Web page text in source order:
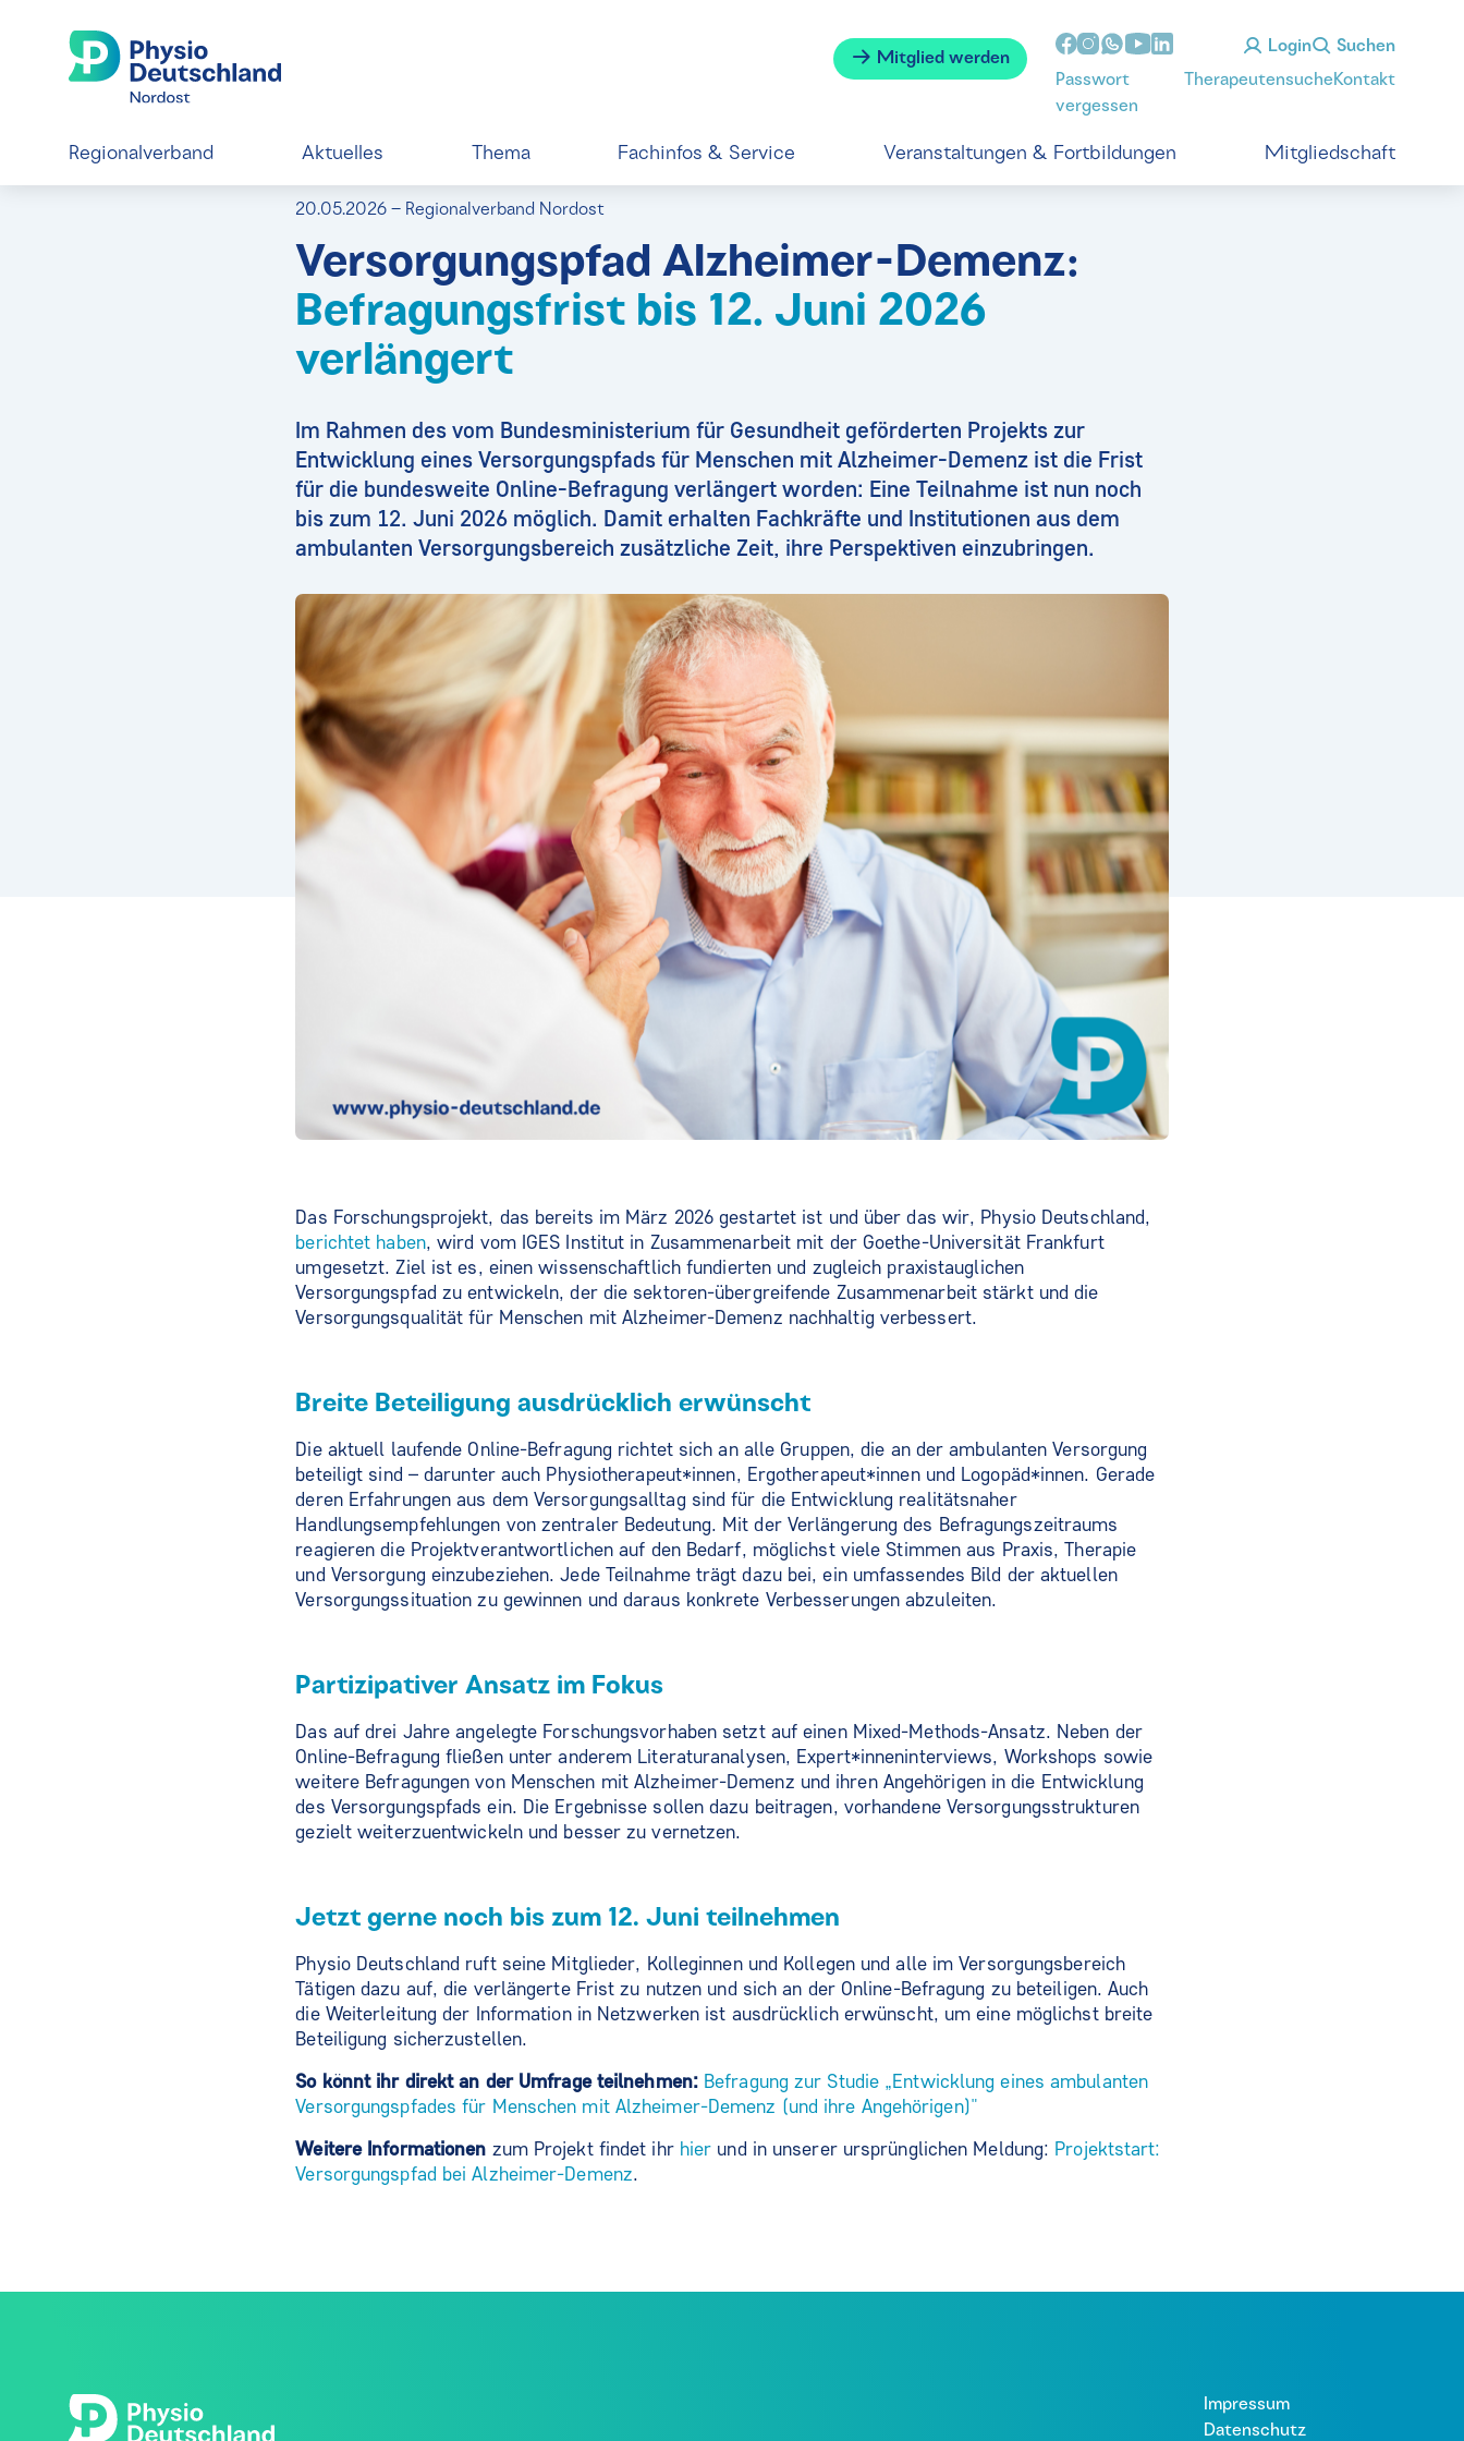
Mitglied werden
Login Suchen
Passwort
vergessen
Therapeutensuche Kontakt
Regionalverband Aktuelles Thema Fachinfos & Service Veranstaltungen & Fortbildungen Mitgliedschaft
20.05.2026 – Regionalverband Nordost
Versorgungspfad Alzheimer-Demenz:
Befragungsfrist bis 12. Juni 2026
verlängert
Im Rahmen des vom Bundesministerium für Gesundheit geförderten Projekts zur
Entwicklung eines Versorgungspfads für Menschen mit Alzheimer-Demenz ist die Frist
für die bundesweite Online-Befragung verlängert worden: Eine Teilnahme ist nun noch
bis zum 12. Juni 2026 möglich. Damit erhalten Fachkräfte und Institutionen aus dem
ambulanten Versorgungsbereich zusätzliche Zeit, ihre Perspektiven einzubringen.
Das Forschungsprojekt, das bereits im März 2026 gestartet ist und über das wir, Physio Deutschland,
berichtet haben, wird vom IGES Institut in Zusammenarbeit mit der Goethe-Universität Frankfurt
umgesetzt. Ziel ist es, einen wissenschaftlich fundierten und zugleich praxistauglichen
Versorgungspfad zu entwickeln, der die sektoren-übergreifende Zusammenarbeit stärkt und die
Versorgungsqualität für Menschen mit Alzheimer-Demenz nachhaltig verbessert.
Breite Beteiligung ausdrücklich erwünscht
Die aktuell laufende Online-Befragung richtet sich an alle Gruppen, die an der ambulanten Versorgung
beteiligt sind – darunter auch Physiotherapeut*innen, Ergotherapeut*innen und Logopäd*innen. Gerade
deren Erfahrungen aus dem Versorgungsalltag sind für die Entwicklung realitätsnaher
Handlungsempfehlungen von zentraler Bedeutung. Mit der Verlängerung des Befragungszeitraums
reagieren die Projektverantwortlichen auf den Bedarf, möglichst viele Stimmen aus Praxis, Therapie
und Versorgung einzubeziehen. Jede Teilnahme trägt dazu bei, ein umfassendes Bild der aktuellen
Versorgungssituation zu gewinnen und daraus konkrete Verbesserungen abzuleiten.
Partizipativer Ansatz im Fokus
Das auf drei Jahre angelegte Forschungsvorhaben setzt auf einen Mixed-Methods-Ansatz. Neben der
Online-Befragung fließen unter anderem Literaturanalysen, Expert*inneninterviews, Workshops sowie
weitere Befragungen von Menschen mit Alzheimer-Demenz und ihren Angehörigen in die Entwicklung
des Versorgungspfads ein. Die Ergebnisse sollen dazu beitragen, vorhandene Versorgungsstrukturen
gezielt weiterzuentwickeln und besser zu vernetzen.
Jetzt gerne noch bis zum 12. Juni teilnehmen
Physio Deutschland ruft seine Mitglieder, Kolleginnen und Kollegen und alle im Versorgungsbereich
Tätigen dazu auf, die verlängerte Frist zu nutzen und sich an der Online-Befragung zu beteiligen. Auch
die Weiterleitung der Information in Netzwerken ist ausdrücklich erwünscht, um eine möglichst breite
Beteiligung sicherzustellen.
So könnt ihr direkt an der Umfrage teilnehmen: Befragung zur Studie „Entwicklung eines ambulanten
Versorgungspfades für Menschen mit Alzheimer-Demenz (und ihre Angehörigen)"
Weitere Informationen zum Projekt findet ihr hier und in unserer ursprünglichen Meldung: Projektstart:
Versorgungspfad bei Alzheimer-Demenz.
Impressum
Datenschutz